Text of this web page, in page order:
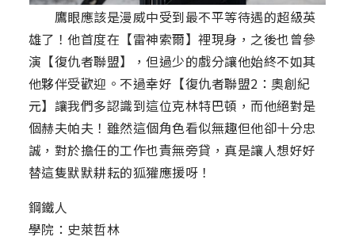
鷹眼應該是漫威中受到最不平等待遇的超級英
雄了！他首度在【雷神索爾】裡現身，之後也曾參
演【復仇者聯盟】，但過少的戲分讓他始終不如其
他夥伴受歡迎。不過幸好【復仇者聯盟2：奧創紀
元】讓我們多認識到這位克林特巴頓，而他絕對是
個赫夫帕夫！雖然這個角色看似無趣但他卻十分忠
誠，對於擔任的工作也責無旁貸，真是讓人想好好
替這隻默默耕耘的狐獾應援呀！
鋼鐵人
學院：史萊哲林